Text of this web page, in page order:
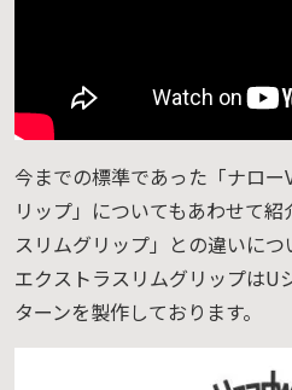
今までの標準であった「ナロ
リップ」についてもあわせて
スリムグリップ」との違いにつ
エクストラスリムグリップはU
ターンを製作しております。